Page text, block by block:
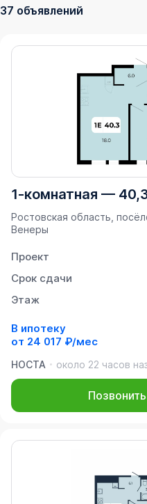
37 объявлений
1-комнатная —
Ростовская область,
Венеры
Проект
Срок сдачи
Этаж
В ипотеку
от 24 017 ₽/мес
НОСТА
около 22 часов